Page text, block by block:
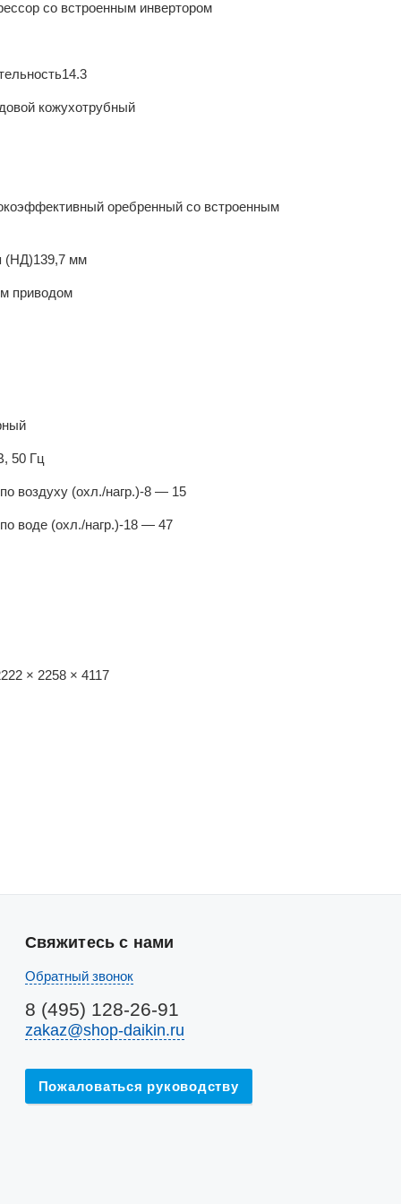
со встроенным инвертором
14.3
кожухотрубный
оребренный со встроенным
(НД)139,7 мм
приводом
50 Гц
воздуху (охл./нагр.)-8 — 15
воде (охл./нагр.)-18 — 47
× 2258 × 4117
Свяжитесь с нами
Обратный звонок
8 (495) 128-26-91
zakaz@shop-daikin.ru
Пожаловаться руководству